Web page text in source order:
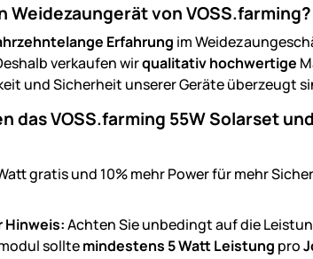
Weidezaungerät von VOSS.farming?
Erfahrung im
verkaufen wirqualitativ hochwertige
und Sicherheit unserer Geräte überzeugt
das VOSS.farming 55W Solarset
Hinweis:Achten Sie unbedingt auf die
solltemindestens 5 Watt Leistung pro